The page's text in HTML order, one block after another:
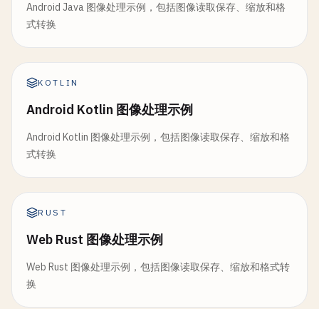
Android Java 图像处理示例，包括图像读取保存、缩放和格
式转换
KOTLIN
Android Kotlin 图像处理示例
Android Kotlin 图像处理示例，包括图像读取保存、缩放和格
式转换
RUST
Web Rust 图像处理示例
Web Rust 图像处理示例，包括图像读取保存、缩放和格式转
换